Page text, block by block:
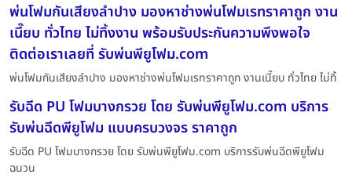
พ่นโฟมกันเสียงลำปาง มองหาช่างพ่นโฟมเรทราคาถูก งาน
เนี๊ยบ ทั่วไทย ไม่ทิ้งงาน พร้อมรับประกันความพึงพอใจ
ติดต่อเราเลยที่ รับพ่นพียูโฟม.com
พ่นโฟมกันเสียงลำปาง มองหาช่างพ่นโฟมเรทราคาถูก งานเนี๊ยบ ทั่วไทย ไม่ทิ้
รับฉีด PU โฟมบางกรวย โดย รับพ่นพียูโฟม.com บริการ
รับพ่นฉีดพียูโฟม แบบครบวงจร ราคาถูก
รับฉีด PU โฟมบางกรวย โดย รับพ่นพียูโฟม.com บริการรับพ่นฉีดพียูโฟม
ฉนวน